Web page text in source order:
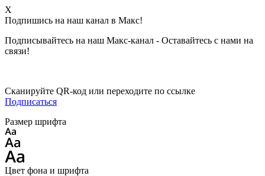
X
Подпишись на наш канал в Макс!
Подписывайтесь на наш Макс-канал - Оставайтесь с нами на
связи!
Сканируйте QR-код или переходите по ссылке
Подписаться
Размер шрифта
Цвет фона и шрифта